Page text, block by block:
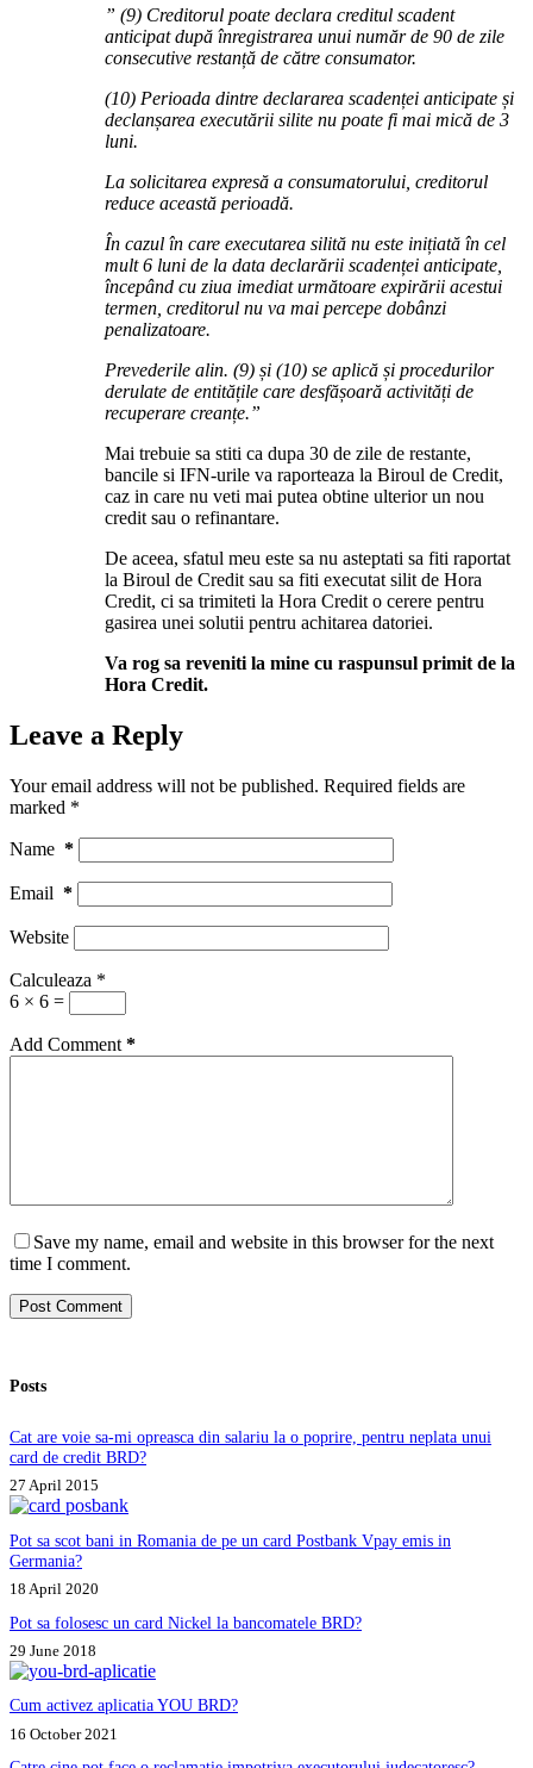
” (9) Creditorul poate declara creditul scadent
anticipat după înregistrarea unui număr de 90 de zile
consecutive restanță de către consumator.
(10) Perioada dintre declararea scadenței anticipate și
declanșarea executării silite nu poate fi mai mică de 3
luni.
La solicitarea expresă a consumatorului, creditorul
reduce această perioadă.
În cazul în care executarea silită nu este inițiată în cel
mult 6 luni de la data declarării scadenței anticipate,
începând cu ziua imediat următoare expirării acestui
termen, creditorul nu va mai percepe dobânzi
penalizatoare.
Prevederile alin. (9) și (10) se aplică și procedurilor
derulate de entitățile care desfășoară activități de
recuperare creanțe.”
Mai trebuie sa stiti ca dupa 30 de zile de restante,
bancile si IFN-urile va raporteaza la Biroul de Credit,
caz in care nu veti mai putea obtine ulterior un nou
credit sau o refinantare.
De aceea, sfatul meu este sa nu asteptati sa fiti raportat
la Biroul de Credit sau sa fiti executat silit de Hora
Credit, ci sa trimiteti la Hora Credit o cerere pentru
gasirea unei solutii pentru achitarea datoriei.
Va rog sa reveniti la mine cu raspunsul primit de la
Hora Credit.
Leave a Reply
Your email address will not be published. Required fields are
marked *
Name *
Email *
Website
Calculeaza *
6 × 6 =
Add Comment *
Save my name, email and website in this browser for the next
time I comment.
Post Comment
Posts
Cat are voie sa-mi opreasca din salariu la o poprire, pentru neplata unui
card de credit BRD?
27 April 2015
Pot sa scot bani in Romania de pe un card Postbank Vpay emis in
Germania?
18 April 2020
Pot sa folosesc un card Nickel la bancomatele BRD?
29 June 2018
Cum activez aplicatia YOU BRD?
16 October 2021